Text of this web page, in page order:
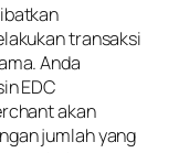
transaksi
Anda
EDC
akan
jumlah yang